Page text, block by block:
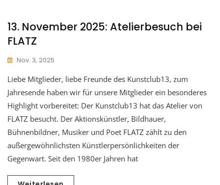
13. November 2025: Atelierbesuch bei
FLATZ
Nov. 3, 2025
Liebe Mitglieder, liebe Freunde des Kunstclub13, zum
Jahresende haben wir für unsere Mitglieder ein besonderes
Highlight vorbereitet: Der Kunstclub13 hat das Atelier von
FLATZ besucht. Der Aktionskünstler, Bildhauer,
Bühnenbildner, Musiker und Poet FLATZ zählt zu den
außergewöhnlichsten Künstlerpersönlichkeiten der
Gegenwart. Seit den 1980er Jahren hat